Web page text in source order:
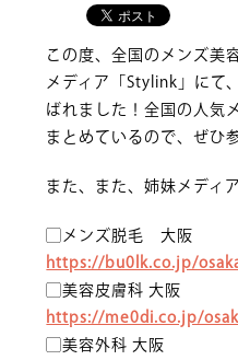
SITE MAP
この度、全国のメンズ美
メディア「Stylink」にて
ばれました！全国の人気
まとめているので、ぜひ
また、また、姉妹メディ
▢メンズ脱毛 大阪
https://bu0lk.co.jp/
▢美容皮膚科 大阪
https://me0di.co.jp/
▢美容外科 大阪